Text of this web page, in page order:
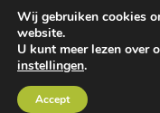
Wij gebruiken cookies
website.
U kunt meer lezen over
instellingen.
Accept